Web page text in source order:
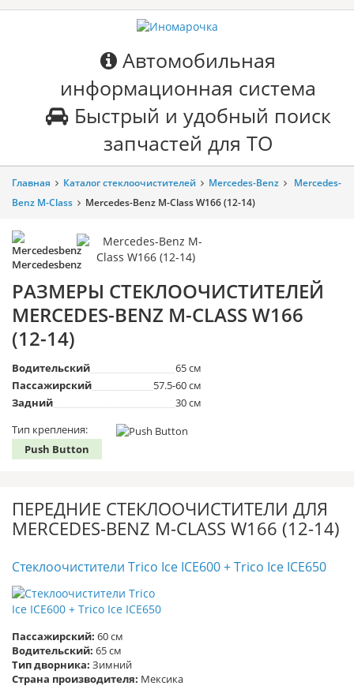
Автомобильная
информационная система
Быстрый и удобный поиск
запчастей для ТО
Главная Каталог стеклоочистителей Mercedes-Benz
Mercedes-
Benz M-Class
Mercedes-Benz M-Class W166 (12-14)
Mercedesbenz
РАЗМЕРЫ СТЕКЛООЧИСТИТЕЛЕЙ
MERCEDES-BENZ M-CLASS W166
(12-14)
Водительский
65 см
Пассажирский
57.5-60 см
Задний
30 см
Тип крепления:
Push Button
ПЕРЕДНИЕ СТЕКЛООЧИСТИТЕЛИ ДЛЯ
MERCEDES-BENZ M-CLASS W166 (12-14)
Стеклоочистители Trico Ice ICE600 + Trico Ice ICE650
Пассажирский: 60 см
Водительский: 65 см
Тип дворника: Зимний
Страна производителя: Мексика